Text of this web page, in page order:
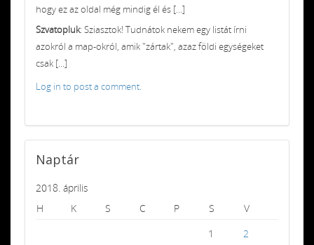
hogy ez az oldal még mindig él és [...]
Szvatopluk: Sziasztok! Tudnátok nekem egy listát írni
azokról a map-okról, amik "zártak", azaz földi egységeket
csak [...]
Log in to post a comment.
Naptár
2018. április
H
K S C P S
V
1
2